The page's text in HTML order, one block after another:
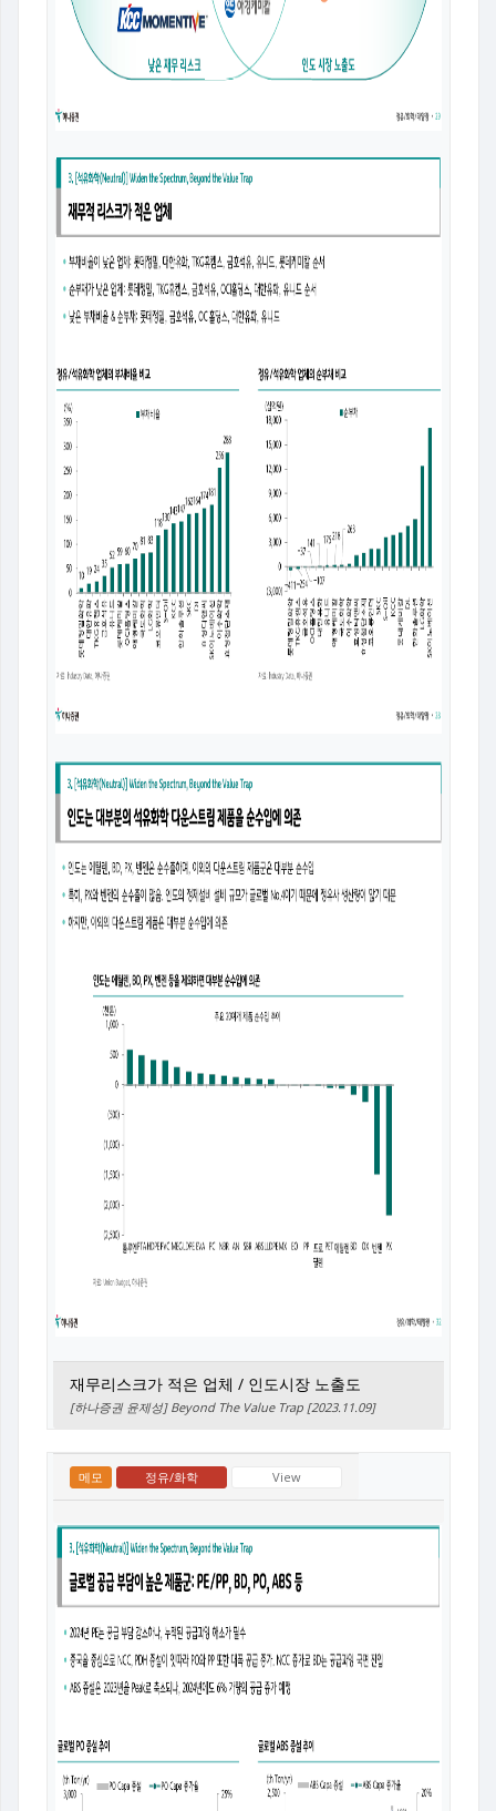
재무리스크가 적은 업체 / 인도시장 노출도
[하나증권 윤제성] Beyond The Value Trap [2023.11.09]
메모 정유/화학 View